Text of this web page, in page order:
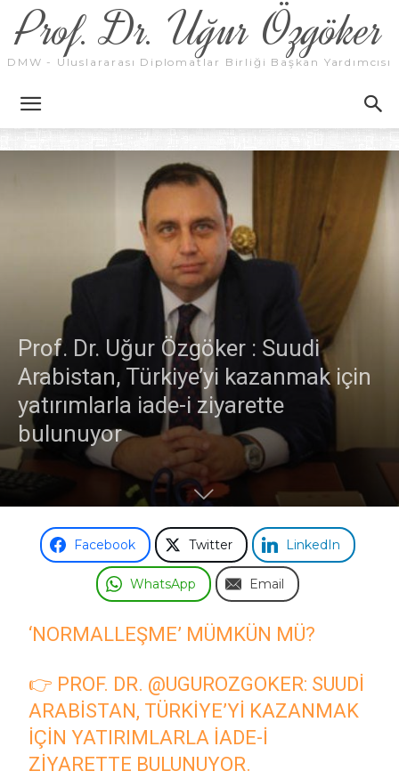
Prof. Dr. Uğur Özgöker
DMW - Uluslararası Diplomatlar Birliği Başkan Yardımcısı
Prof. Dr. Uğur Özgöker : Suudi
Arabistan, Türkiye’yi kazanmak için
yatırımlarla iade-i ziyarette
bulunuyor
Facebook Twitter LinkedIn
WhatsApp Email
‘NORMALLEŞME’ MÜMKÜN MÜ?
👉 PROF. DR. @UGUROZGOKER: SUUDI
ARABISTAN, TÜRKIYE’YI KAZANMAK
IÇIN YATIRIMLARLA IADE-I
ZIYARETTE BULUNUYOR.